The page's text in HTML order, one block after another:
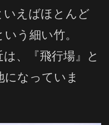
いえばほとんど
う細い竹。
、『飛行場』と
になっていま